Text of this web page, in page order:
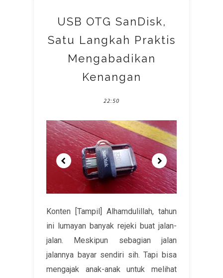
USB OTG SanDisk,
Satu Langkah Praktis
Mengabadikan
Kenangan
22:50
Konten [Tampil] Alhamdulillah, tahun
ini lumayan banyak rejeki buat jalan-
jalan. Meskipun sebagian jalan
jalannya bayar sendiri sih. Tapi bisa
mengajak anak-anak untuk melihat